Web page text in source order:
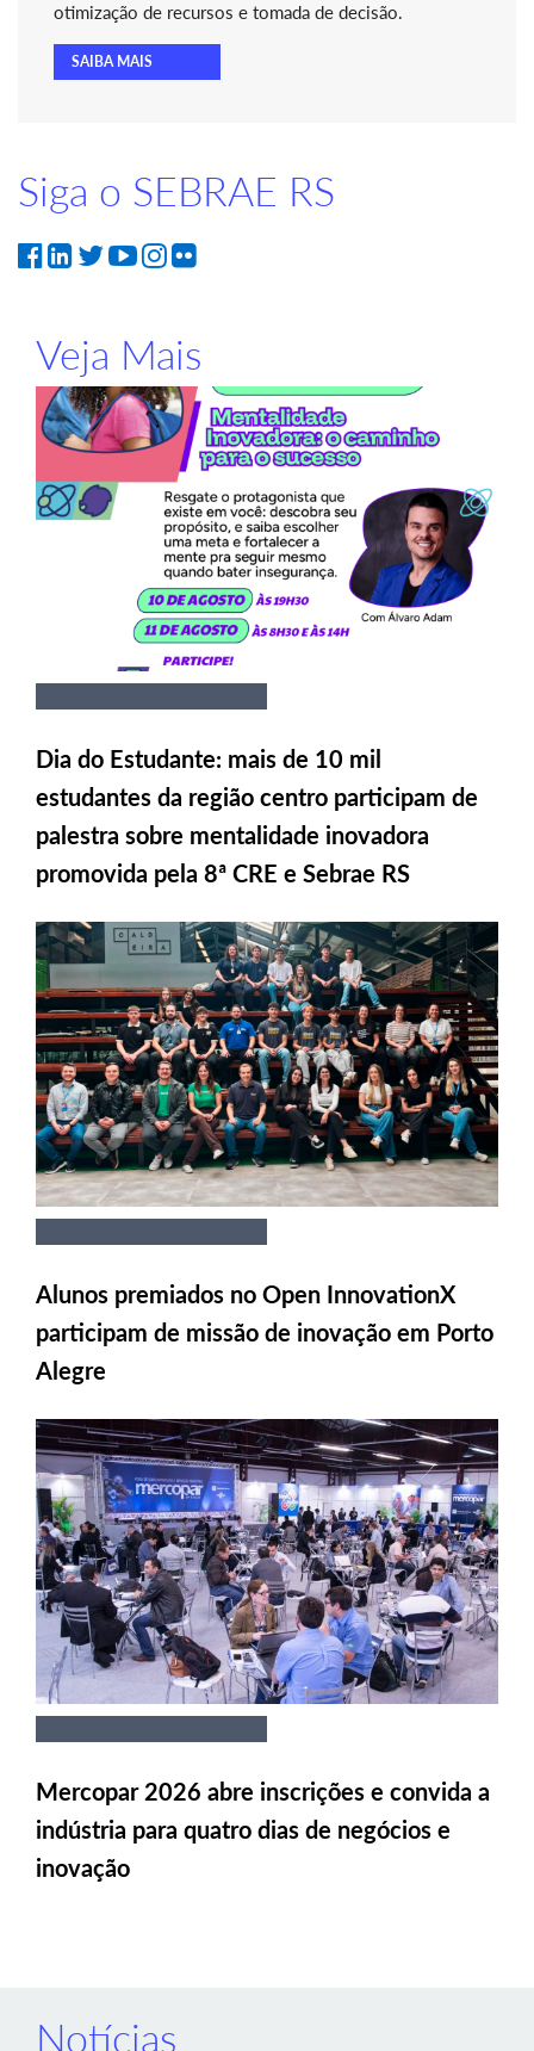
otimização de recursos e tomada de decisão.
SAIBA MAIS
Siga o SEBRAE RS
Veja Mais
Dia do Estudante: mais de 10 mil
estudantes da região centro participam de
palestra sobre mentalidade inovadora
promovida pela 8ª CRE e Sebrae RS
Alunos premiados no Open InnovationX
participam de missão de inovação em Porto
Alegre
Mercopar 2026 abre inscrições e convida a
indústria para quatro dias de negócios e
inovação
Notícias